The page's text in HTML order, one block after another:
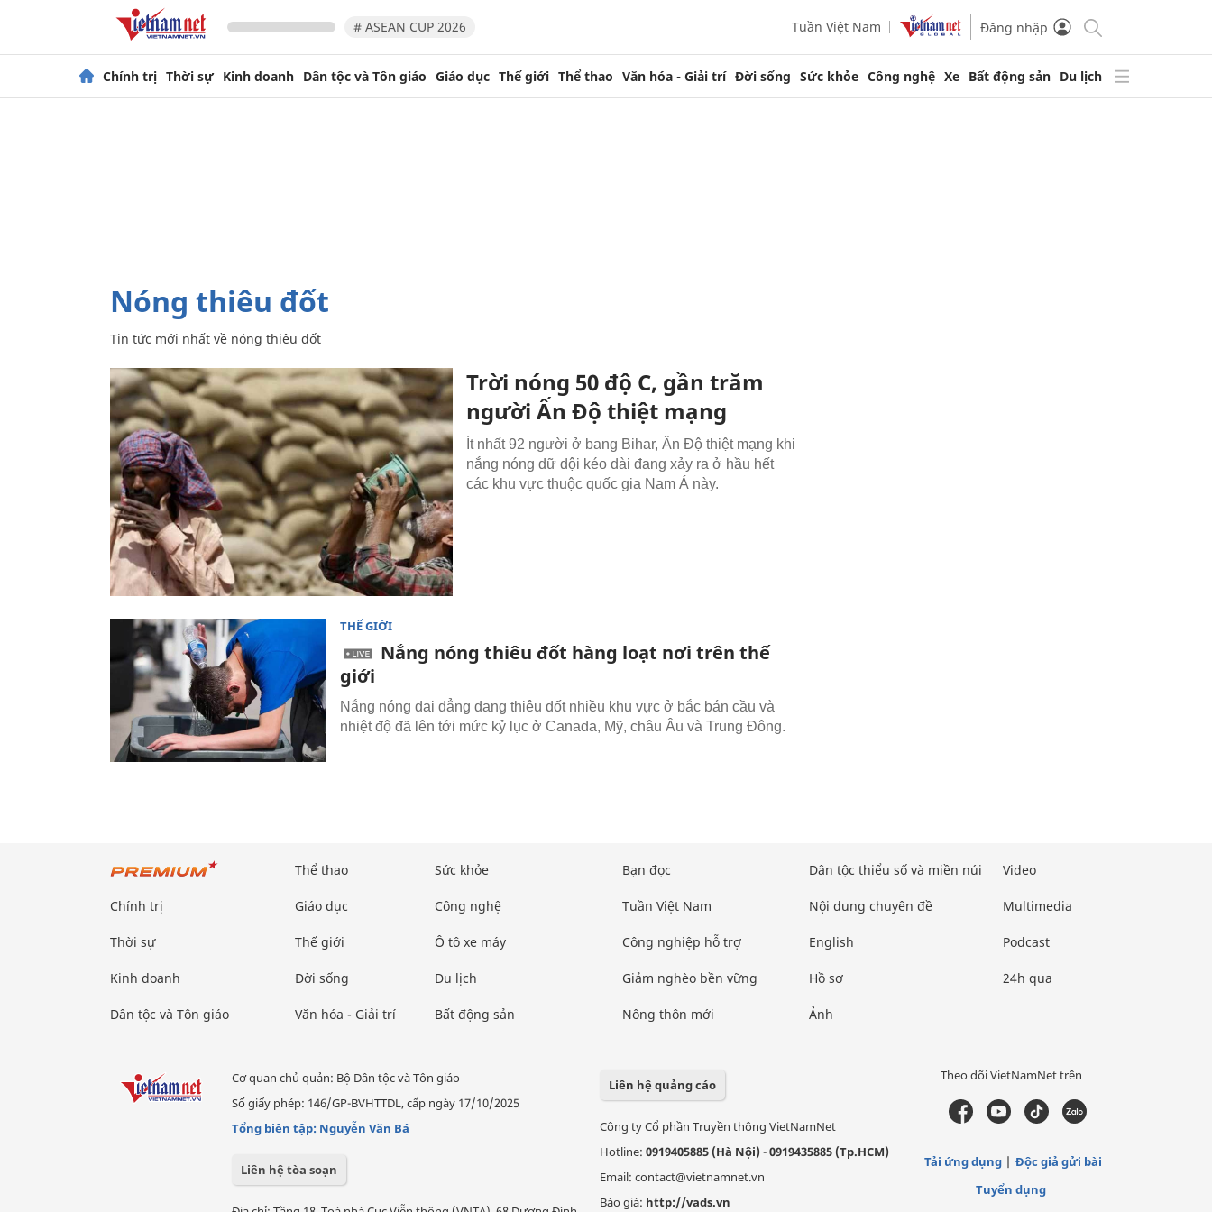
# ASEAN CUP 2026 Tuần Việt Nam Đăng nhập
Chính trị Thời sự Kinh doanh Dân tộc và Tôn giáo Giáo dục Thế giới Thể thao Văn hóa - Giải trí Đời sống Sức khỏe Công nghệ Xe Bất động sản Du lịch
nóng thiêu đốt
Tin tức mới nhất về nóng thiêu đốt
Trời nóng 50 độ C, gần trăm
người Ấn Độ thiệt mạng
Ít nhất 92 người ở bang Bihar, Ấn Độ thiệt mạng khi
nắng nóng dữ dội kéo dài đang xảy ra ở hầu hết
các khu vực thuộc quốc gia Nam Á này.
THẾ GIỚI
Nắng nóng thiêu đốt hàng loạt nơi trên thế
giới
Nắng nóng dai dẳng đang thiêu đốt nhiều khu vực ở bắc bán cầu và
nhiệt độ đã lên tới mức kỷ lục ở Canada, Mỹ, châu Âu và Trung Đông.
Chính trị
Thời sự
Kinh doanh
Dân tộc và Tôn giáo
Thể thao
Giáo dục
Thế giới
Đời sống
Văn hóa - Giải trí
Sức khỏe
Công nghệ
Ô tô xe máy
Du lịch
Bất động sản
Bạn đọc
Tuần Việt Nam
Công nghiệp hỗ trợ
Giảm nghèo bền vững
Nông thôn mới
Dân tộc thiểu số và miền núi
Nội dung chuyên đề
English
Hồ sơ
Ảnh
Video
Multimedia
Podcast
24h qua
Cơ quan chủ quản: Bộ Dân tộc và Tôn giáo
Số giấy phép: 146/GP-BVHTTDL, cấp ngày 17/10/2025
Tổng biên tập: Nguyễn Văn Bá
Liên hệ tòa soạn
Liên hệ quảng cáo
Công ty Cổ phần Truyền thông VietNamNet
Hotline: 0919405885 (Hà Nội)-0919435885 (Tp.HCM)
Email: contact@vietnamnet.vn
Báo giá: http://vads.vn
Theo dõi VietNamNet trên
Tải ứng dụng
Độc giả gửi bài
Tuyển dụng